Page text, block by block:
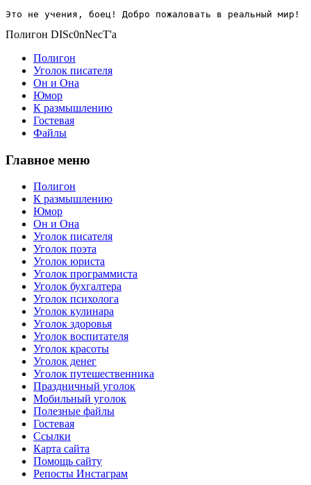
Это не учения, боец! Добро пожаловать в реальный мир!
Полигон DISc0nNecT'a
Полигон
Уголок писателя
Он и Она
Юмор
К размышлению
Гостевая
Файлы
Главное меню
Полигон
К размышлению
Юмор
Он и Она
Уголок писателя
Уголок поэта
Уголок юриста
Уголок программиста
Уголок бухгалтера
Уголок психолога
Уголок кулинара
Уголок здоровья
Уголок воспитателя
Уголок красоты
Уголок денег
Уголок путешественника
Праздничный уголок
Мобильный уголок
Полезные файлы
Гостевая
Ссылки
Карта сайта
Помощь сайту
Репосты Инстаграм